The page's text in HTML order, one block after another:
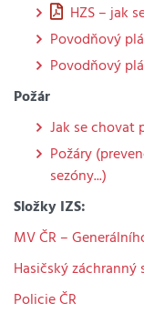
HZS – jak
Povodňový
Povodňový
Požár
Jak se chovat
Požáry
sezóny...)
Složky IZS:
MV ČR –
Hasičský
Policie ČR